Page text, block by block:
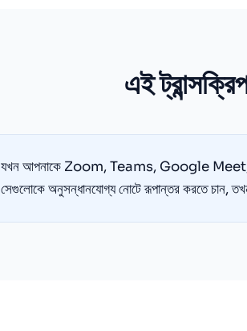
এই
যখন আপনাকে Zoom, Teams, Google Meet,
সেগুলোকে অনুসন্ধানযোগ্য নোটে রূপান্তর করতে চান,